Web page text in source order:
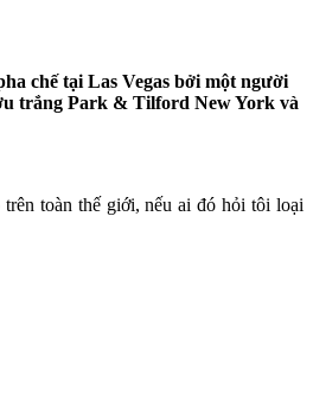
chế tại Las Vegas bởi một người
trắng Park & Tilford New York và
toàn thế giới, nếu ai đó hỏi tôi loại